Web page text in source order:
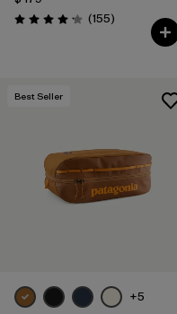
Valoración: 4.2 / 5
(155Comentarios
)
Best Seller
+5